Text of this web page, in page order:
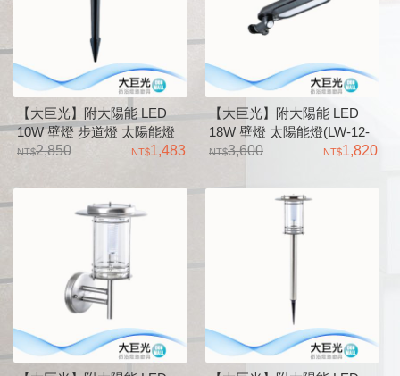
【大巨光】附大陽能 LED
10W 壁燈 步道燈 太陽能燈
(LW-12-5638) ABS、可調亮
2,850 1,483
【大巨光】附大陽能 LED
18W 壁燈 太陽能燈(LW-12-
5637) ABS、PC燈罩 可180度
應後到全亮模式
3,600 1,820